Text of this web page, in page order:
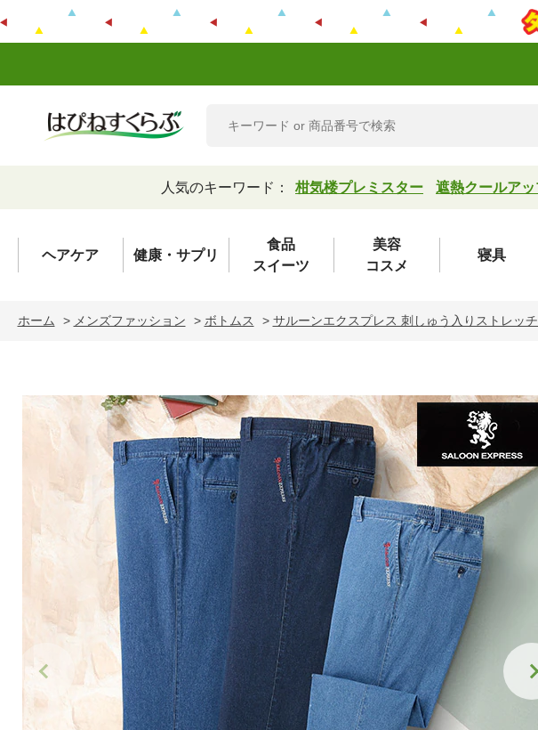
人気のキーワード： 柑気楼プレミスター 遮熱クールアッ
ヘアケア 健康・サプリ
食品
スイーツ
美容
コスメ
寝具
ホーム > メンズファッション > ボトムス > サルーンエクスプレス 刺しゅう入りストレッ